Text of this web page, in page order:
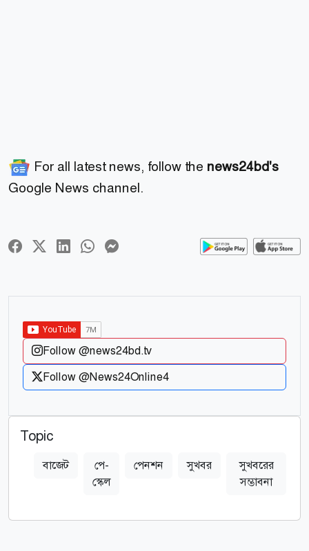
For all latest news, follow the news24bd's
Google News channel.
Follow @news24bd.tv
Follow @News24Online4
Topic
বাজেট
পে-
স্কেল
পেনশন সুখবর
সুখবরের
সম্ভাবনা